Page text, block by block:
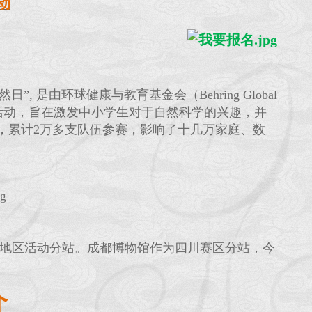
”, 是由环球健康与教育基金会（Behring Global
动，旨在激发中小学生对于自然科学的兴趣，并
计2万多支队伍参赛，影响了十几万家庭、数
区活动分站。成都博物馆作为四川赛区分站，今